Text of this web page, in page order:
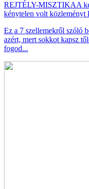
REJTÉLY-MISZTIKAA
kénytelen volt közleményt
Ez a 7 szellemekről szóló
azért, mert sokkot kapsz
fogod...